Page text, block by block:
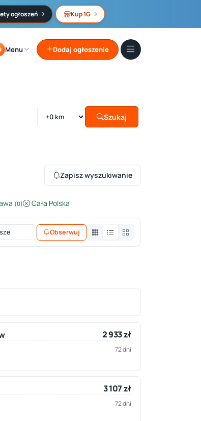
ogłoszeń Kup 1G
Menu Dodaj ogłoszenie
Szukaj
Zapisz wyszukiwanie
(0) Cała Polska
Obserwuj
2 933 zł
72 dni
3 107 zł
72 dni